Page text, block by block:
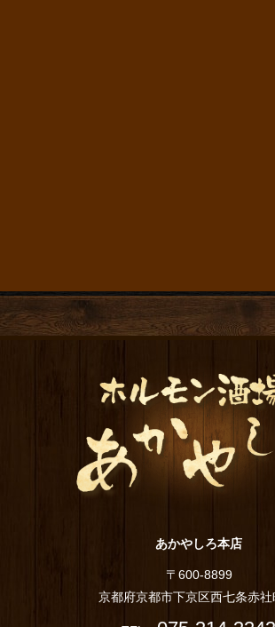
あかやしろ本店
〒600-8899
京都府京都市下京区西七条赤社